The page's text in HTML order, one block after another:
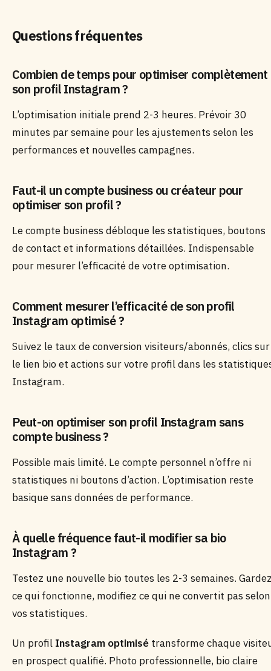
Questions fréquentes
Combien de temps pour optimiser complètement
son profil Instagram ?
L’optimisation initiale prend 2-3 heures. Prévoir 30
minutes par semaine pour les ajustements selon les
performances et nouvelles campagnes.
Faut-il un compte business ou créateur pour
optimiser son profil ?
Le compte business débloque les statistiques, boutons
de contact et informations détaillées. Indispensable
pour mesurer l’efficacité de votre optimisation.
Comment mesurer l’efficacité de son profil
Instagram optimisé ?
Suivez le taux de conversion visiteurs/abonnés, clics sur
le lien bio et actions sur votre profil dans les
Instagram.
Peut-on optimiser son profil Instagram sans
compte business ?
Possible mais limité. Le compte personnel n’offre ni
statistiques ni boutons d’action. L’optimisation reste
basique sans données de performance.
À quelle fréquence faut-il modifier sa bio
Instagram ?
Testez une nouvelle bio toutes les 2-3 semaines.
ce qui fonctionne, modifiez ce qui ne convertit pas selon
vos statistiques.
Un profil Instagram optimisé transforme chaque
en prospect qualifié. Photo professionnelle, bio claire